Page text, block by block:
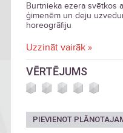
Burtnieka ezera svētkos
ģimenēm un deju
horeogrāfiju
Uzzināt vairāk »
VĒRTĒJUMS
PIEVIENOT